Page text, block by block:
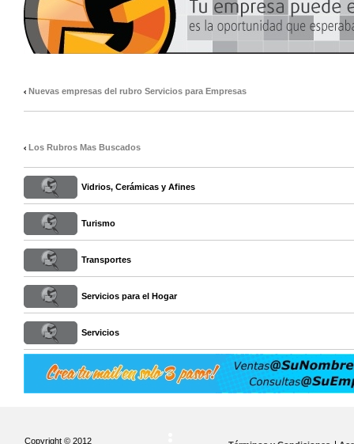
Nuevas empresas del rubro Servicios para Empresas
Los Rubros Mas Buscados
Vidrios, Cerámicas y Afines
Turismo
Transportes
Servicios para el Hogar
Servicios
Copyright © 2012